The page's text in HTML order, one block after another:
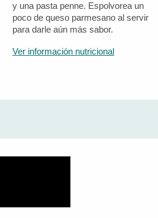
y una pasta penne. Espolvorea un
poco de queso parmesano al servir
para darle aún más sabor.
Ver información nutricional